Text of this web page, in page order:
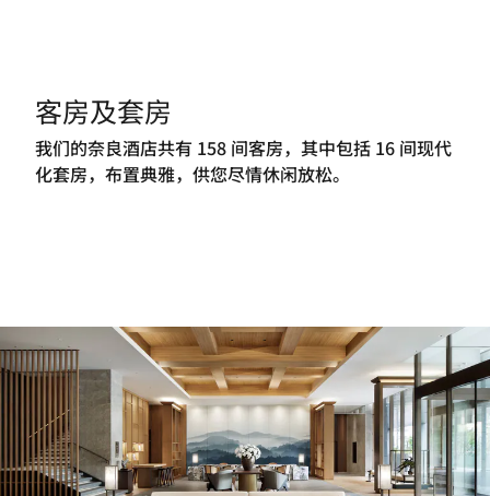
客房及套房
我们的奈良酒店共有 158 间客房，其中包括 16 间现代
化套房，布置典雅，供您尽情休闲放松。